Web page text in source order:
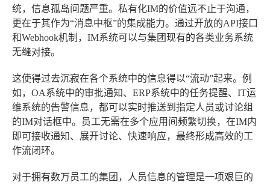
统，信息孤岛问题严重。私有化IM的价值远不止于沟通，
更在于其作为“消息中枢”的集成能力。通过开放的API接口
和Webhook机制，IM系统可以与集团现有的各类业务系统
无缝对接。
这使得过去沉寂在各个系统中的信息得以“流动”起来。例
如，OA系统中的审批通知、ERP系统中的任务提醒、IT运
维系统的告警信息，都可以实时推送到指定人员或讨论组
的IM对话框中。员工无需在多个应用间频繁切换，在IM内
即可接收通知、展开讨论、快速响应，最终形成高效的工
作流闭环。
对于拥有数万员工的集团，人员信息的管理是一项艰巨的